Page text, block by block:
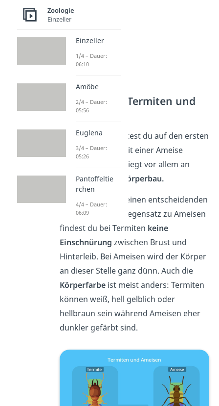
Unterschied: Termiten und
Ameisen
Eine Termite könntest du auf den ersten
Blick tatsächlich mit einer Ameise
verwechseln. Das liegt vor allem an
ihrem ähnlichen
Körperbau.
Allerdings gibt es einen entscheidenden
Unterschied
: im Gegensatz zu Ameisen
findest du bei Termiten keine
Einschnürung zwischen Brust und
Hinterleib. Bei Ameisen wird der Körper
an dieser Stelle ganz dünn. Auch die
Körperfarbe ist meist anders: Termiten
können weiß, hell gelblich oder
hellbraun sein während Ameisen eher
dunkler gefärbt sind.
Zoologie
Einzeller
Einzeller
1/4 – Dauer:
06:10
Amöbe
2/4 – Dauer:
05:56
Euglena
3/4 – Dauer:
05:26
Pantoffeltie
rchen
4/4 – Dauer:
06:09